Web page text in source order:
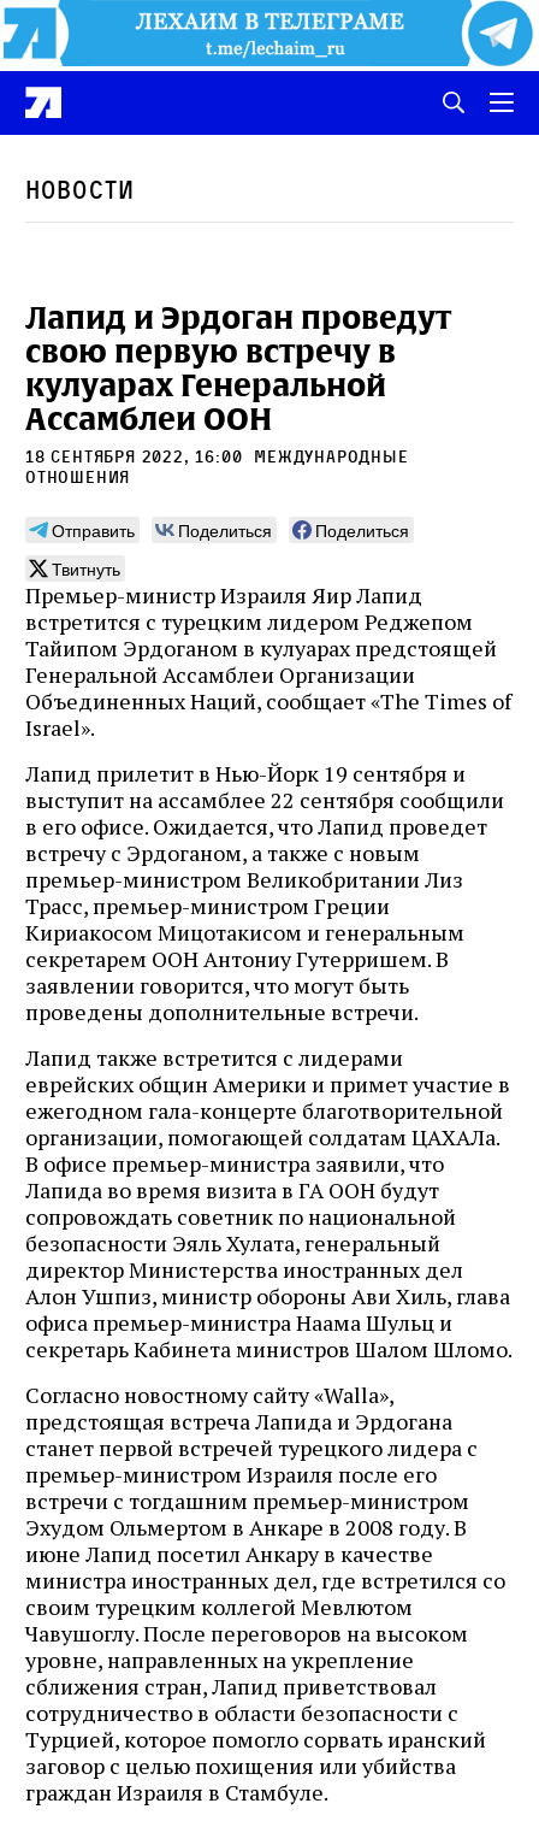
Новости
Лапид и Эрдоган проведут
свою первую встречу в
кулуарах Генеральной
Ассамблеи ООН
18 сентября 2022, 16:00
международные
отношения
Отправить Поделиться
Поделиться
Твитнуть
Премьер-министр Израиля Яир Лапид
встретится с турецким лидером Реджепом
Тайипом Эрдоганом в кулуарах предстоящей
Генеральной Ассамблеи Организации
Объединенных Наций, сообщает «The Times of
Israel».
Лапид прилетит в Нью-Йорк 19 сентября и
выступит на ассамблее 22 сентября сообщили
в его офисе. Ожидается, что Лапид проведет
встречу с Эрдоганом, а также с новым
премьер-министром Великобритании Лиз
Трасс, премьер-министром Греции
Кириакосом Мицотакисом и генеральным
секретарем ООН Антониу Гутерришем. В
заявлении говорится, что могут быть
проведены дополнительные встречи.
Лапид также встретится с лидерами
еврейских общин Америки и примет участие в
ежегодном гала-концерте благотворительной
организации, помогающей солдатам ЦАХАЛа.
В офисе премьер-министра заявили, что
Лапида во время визита в ГА ООН будут
сопровождать советник по национальной
безопасности Эяль Хулата, генеральный
директор Министерства иностранных дел
Алон Ушпиз, министр обороны Ави Хиль, глава
офиса премьер-министра Наама Шульц и
секретарь Кабинета министров Шалом Шломо.
Согласно новостному сайту «Walla»,
предстоящая встреча Лапида и Эрдогана
станет первой встречей турецкого лидера с
премьер-министром Израиля после его
встречи с тогдашним премьер-министром
Эхудом Ольмертом в Анкаре в 2008 году. В
июне Лапид посетил Анкару в качестве
министра иностранных дел, где встретился со
своим турецким коллегой Мевлютом
Чавушоглу. После переговоров на высоком
уровне, направленных на укрепление
сближения стран, Лапид приветствовал
сотрудничество в области безопасности с
Турцией, которое помогло сорвать иранский
заговор с целью похищения или убийства
граждан Израиля в Стамбуле.